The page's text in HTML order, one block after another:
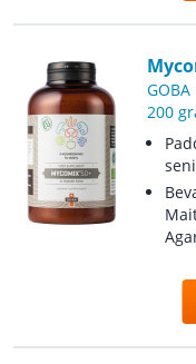
GOBA
200